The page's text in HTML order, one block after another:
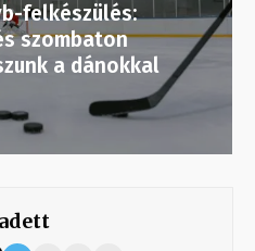
felkészülés:
szombaton
a dánokkal